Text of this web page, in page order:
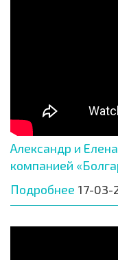
Александр и
компанией
Подробнее 17-03-